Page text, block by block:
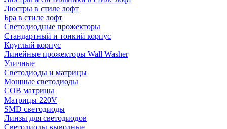
Люстры в стиле лофт
Бра в стиле лофт
Светодиодные прожекторы
Стандартный и тонкий корпус
Круглый корпус
Линейные прожекторы Wall Washer
Уличные
Светодиоды и матрицы
Мощные светодиоды
COB матрицы
Матрицы 220V
SMD светодиоды
Линзы для светодиодов
Светодиоды выводные